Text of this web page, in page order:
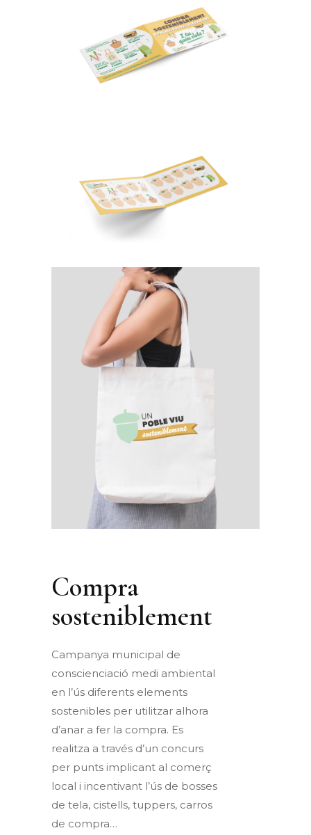
Compra
sosteniblement
Campanya municipal de
conscienciació medi ambiental
en l’ús diferents elements
sostenibles per utilitzar alhora
d’anar a fer la compra. Es
realitza a través d’un concurs
per punts implicant al comerç
local i incentivant l’ús de bosses
de tela, cistells, tuppers, carros
de compra…